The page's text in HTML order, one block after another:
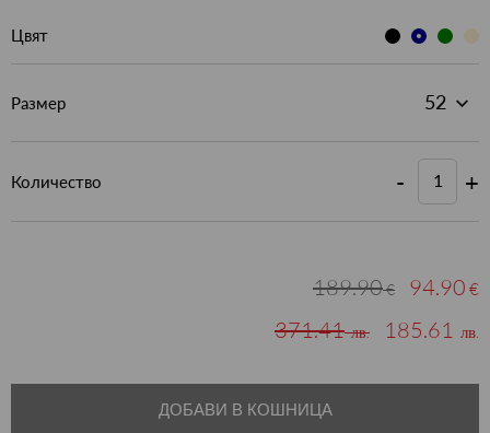
Цвят
Размер
Количество - +
189.90€ 94.90 €
371.41лв. 185.61 лв.
ДОБАВИ В КОШНИЦА